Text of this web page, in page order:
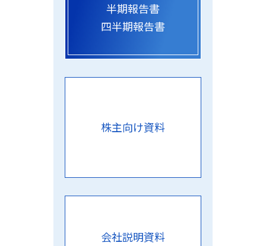
半期報告書
四半期報告書
株主向け資料
会社説明資料